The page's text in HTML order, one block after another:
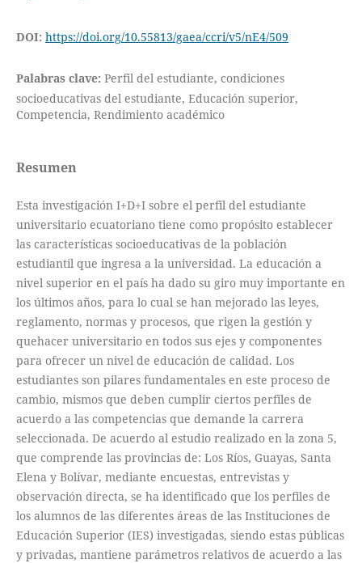
DOI: https://doi.org/10.55813/gaea/ccri/v5/nE4/509
Palabras clave: Perfil del estudiante, condiciones
socioeducativas del estudiante, Educación superior,
Competencia, Rendimiento académico
Resumen
Esta investigación I+D+I sobre el perfil del estudiante
universitario ecuatoriano tiene como propósito establecer
las características socioeducativas de la población
estudiantil que ingresa a la universidad. La educación a
nivel superior en el país ha dado su giro muy importante en
los últimos años, para lo cual se han mejorado las leyes,
reglamento, normas y procesos, que rigen la gestión y
quehacer universitario en todos sus ejes y componentes
para ofrecer un nivel de educación de calidad. Los
estudiantes son pilares fundamentales en este proceso de
cambio, mismos que deben cumplir ciertos perfiles de
acuerdo a las competencias que demande la carrera
seleccionada. De acuerdo al estudio realizado en la zona 5,
que comprende las provincias de: Los Ríos, Guayas, Santa
Elena y Bolívar, mediante encuestas, entrevistas y
observación directa, se ha identificado que los perfiles de
los alumnos de las diferentes áreas de las Instituciones de
Educación Superior (IES) investigadas, siendo estas públicas
y privadas, mantiene parámetros relativos de acuerdo a las